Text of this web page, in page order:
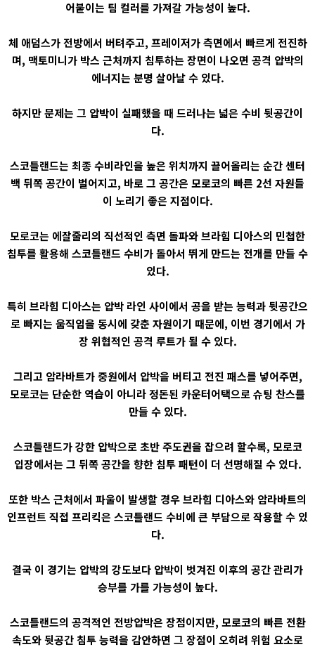
어붙이는 팀 컬러를 가져갈 가능성이 높다.
체 애덤스가 전방에서 버텨주고, 프레이저가 측면에서 빠르게 전진하
며, 맥토미니가 박스 근처까지 침투하는 장면이 나오면 공격 압박의
에너지는 분명 살아날 수 있다.
하지만 문제는 그 압박이 실패했을 때 드러나는 넓은 수비 뒷공간이
다.
스코틀랜드는 최종 수비라인을 높은 위치까지 끌어올리는 순간 센터
백 뒤쪽 공간이 벌어지고, 바로 그 공간은 모로코의 빠른 2선 자원들
이 노리기 좋은 지점이다.
모로코는 에잘줄리의 직선적인 측면 돌파와 브라힘 디아스의 민첩한
침투를 활용해 스코틀랜드 수비가 돌아서 뛰게 만드는 전개를 만들 수
있다.
특히 브라힘 디아스는 압박 라인 사이에서 공을 받는 능력과 뒷공간으
로 빠지는 움직임을 동시에 갖춘 자원이기 때문에, 이번 경기에서 가
장 위협적인 공격 루트가 될 수 있다.
그리고 암라바트가 중원에서 압박을 버티고 전진 패스를 넣어주면,
모로코는 단순한 역습이 아니라 정돈된 카운터어택으로 슈팅 찬스를
만들 수 있다.
스코틀랜드가 강한 압박으로 초반 주도권을 잡으려 할수록, 모로코
입장에서는 그 뒤쪽 공간을 향한 침투 패턴이 더 선명해질 수 있다.
또한 박스 근처에서 파울이 발생할 경우 브라힘 디아스와 암라바트의
인프런트 직접 프리킥은 스코틀랜드 수비에 큰 부담으로 작용할 수 있
다.
결국 이 경기는 압박의 강도보다 압박이 벗겨진 이후의 공간 관리가
승부를 가를 가능성이 높다.
스코틀랜드의 공격적인 전방압박은 장점이지만, 모로코의 빠른 전환
속도와 뒷공간 침투 능력을 감안하면 그 장점이 오히려 위험 요소로